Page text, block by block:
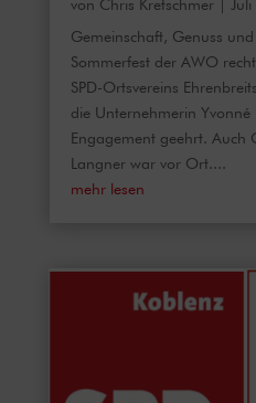
von Chris Kretschmer|
Gemeinschaft, Genuss
Sommerfest der AWO
SPD-Ortsvereins
die Unternehmerin Yvonné
Engagement geehrt. Auch
Langner war vor Ort....
mehr lesen